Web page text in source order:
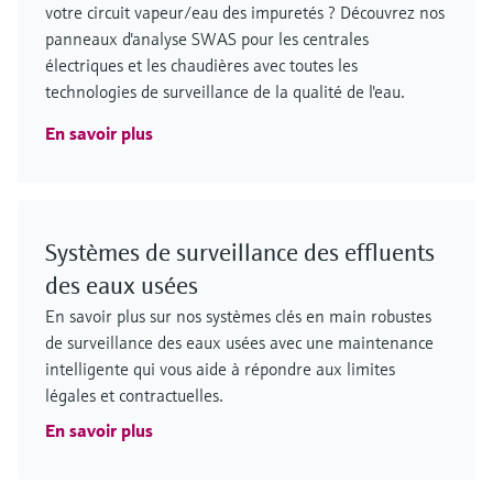
votre circuit vapeur/eau des impuretés ? Découvrez nos
panneaux d'analyse SWAS pour les centrales
électriques et les chaudières avec toutes les
technologies de surveillance de la qualité de l'eau.
En savoir plus
Systèmes de surveillance des effluents
des eaux usées
En savoir plus sur nos systèmes clés en main robustes
de surveillance des eaux usées avec une maintenance
intelligente qui vous aide à répondre aux limites
légales et contractuelles.
En savoir plus